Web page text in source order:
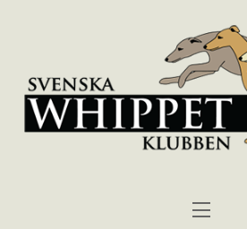
Menu